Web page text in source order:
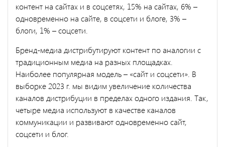
контент на сайтах и в соцсетях, 15% на сайтах, 6% –
одновременно на сайте, в соцсети и блоге, 3% –
блоги, 1% – соцсети.
Бренд-медиа дистрибутируют контент по аналогии с
традиционным медиа на разных площадках.
Наиболее популярная модель – «сайт и соцсети». В
выборке 2023 г. мы видим увеличение количества
каналов дистрибуции в пределах одного издания. Так,
четыре медиа используют в качестве каналов
коммуникации и развивают одновременно сайт,
соцсети и блог.